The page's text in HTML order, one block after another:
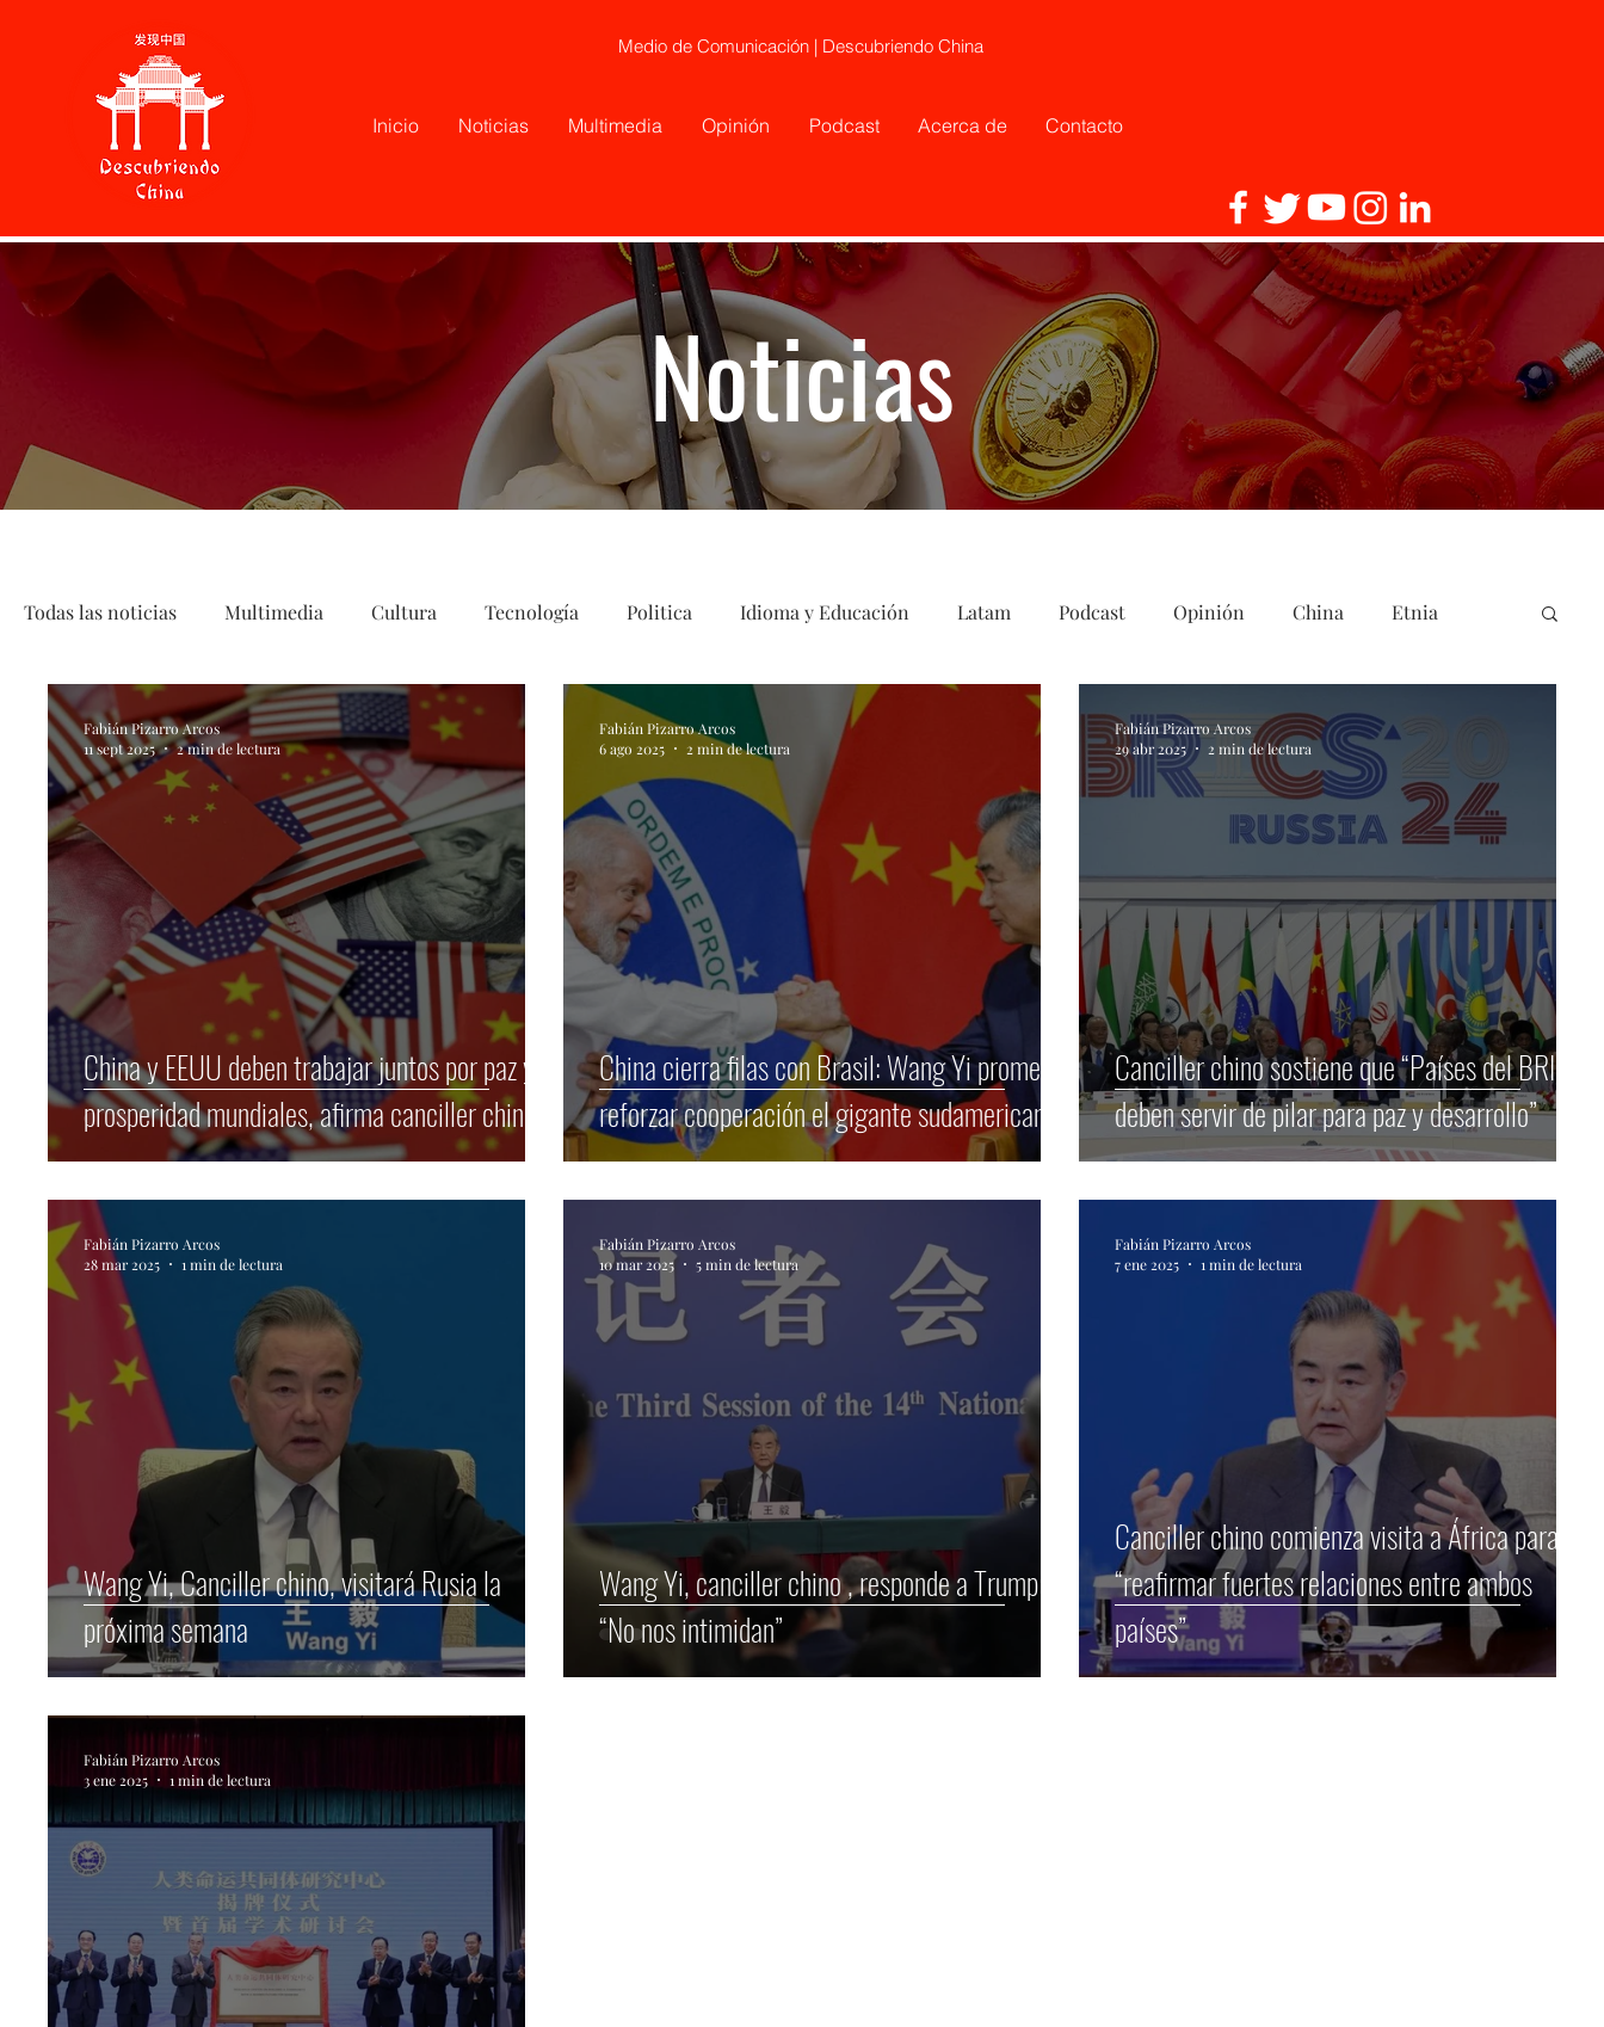
Medio de Comunicación | Descubriendo China
Inicio Noticias Multimedia Opinión Podcast Acerca de Contacto
Todas las noticias Multimedia Cultura Tecnología Politica Idioma y Educación Latam Podcast Opinión China Etnia
Telecirugía, Chile, China, Innovaci
China y EEUU deben trabajar juntos por paz y
prosperidad mundiales, afirma canciller chino
Fabián Pizarro Arcos
11 sept 2025
2 min de lectura
China cierra filas con Brasil: Wang Yi promete
reforzar cooperación el gigante sudamericano
Fabián Pizarro Arcos
6 ago 2025
2 min de lectura
Canciller chino sostiene que “Países del BRICS
deben servir de pilar para paz y desarrollo”
Fabián Pizarro Arcos
29 abr 2025
2 min de lectura
Wang Yi, Canciller chino, visitará Rusia la
próxima semana
Fabián Pizarro Arcos
28 mar 2025
1 min de lectura
Wang Yi, canciller chino , responde a Trump:
“No nos intimidan”
Fabián Pizarro Arcos
10 mar 2025
5 min de lectura
Canciller chino comienza visita a África para
“reafirmar fuertes relaciones entre ambos
países”
Fabián Pizarro Arcos
7 ene 2025
1 min de lectura
Fabián Pizarro Arcos
3 ene 2025
1 min de lectura
Noticias